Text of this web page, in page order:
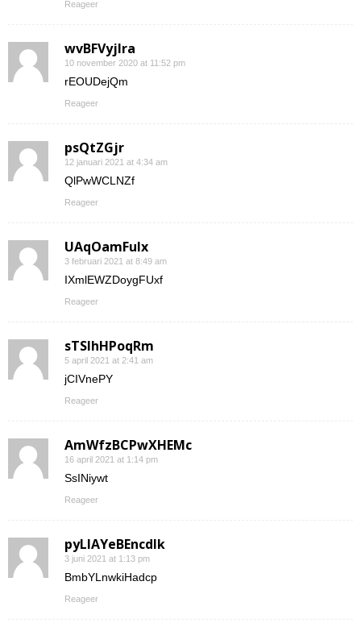
Reageer
wvBFVyjlra
10 november 2020 at 11:52 pm
rEOUDejQm
Reageer
psQtZGjr
12 januari 2021 at 4:34 am
QlPwWCLNZf
Reageer
UAqOamFuIx
3 februari 2021 at 8:49 am
IXmlEWZDoygFUxf
Reageer
sTSIhHPoqRm
5 april 2021 at 2:41 am
jCIVnePY
Reageer
AmWfzBCPwXHEMc
16 april 2021 at 1:14 pm
SsINiywt
Reageer
pyLlAYeBEncdIk
3 juni 2021 at 1:13 pm
BmbYLnwkiHadcp
Reageer